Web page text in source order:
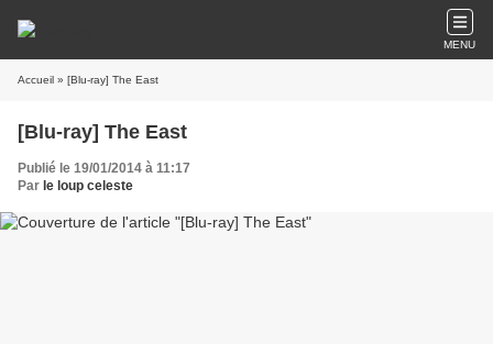
MENU
Accueil » [Blu-ray] The East
[Blu-ray] The East
Publié le 19/01/2014 à 11:17
Par le loup celeste